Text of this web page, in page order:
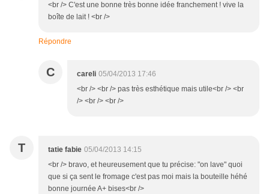
<br /> C'est une bonne très bonne idée franchement ! vive la
boîte de lait ! <br />
Répondre
C careli 05/04/2013 17:46
<br /> <br /> pas très esthétique mais utile<br /> <br
/> <br /> <br />
T tatie fabie 05/04/2013 14:15
<br /> bravo, et heureusement que tu précise: "on lave" quoi
que si ça sent le fromage c'est pas moi mais la bouteille héhé
bonne journée A+ bises<br />